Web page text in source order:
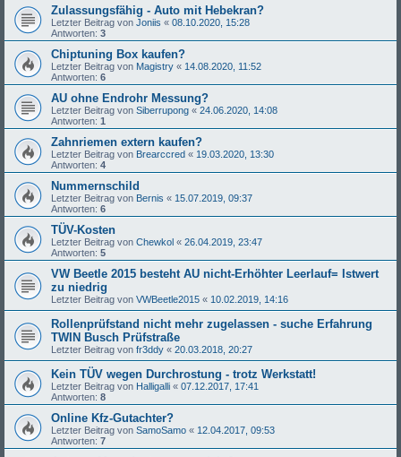
Zulassungsfähig - Auto mit Hebekran?
Letzter Beitrag von Joniis « 08.10.2020, 15:28
Antworten: 3
Chiptuning Box kaufen?
Letzter Beitrag von Magistry « 14.08.2020, 11:52
Antworten: 6
AU ohne Endrohr Messung?
Letzter Beitrag von Siberrupong « 24.06.2020, 14:08
Antworten: 1
Zahnriemen extern kaufen?
Letzter Beitrag von Brearccred « 19.03.2020, 13:30
Antworten: 4
Nummernschild
Letzter Beitrag von Bernis « 15.07.2019, 09:37
Antworten: 6
TÜV-Kosten
Letzter Beitrag von Chewkol « 26.04.2019, 23:47
Antworten: 5
VW Beetle 2015 besteht AU nicht-Erhöhter Leerlauf= Istwert
zu niedrig
Letzter Beitrag von VWBeetle2015 « 10.02.2019, 14:16
Rollenprüfstand nicht mehr zugelassen - suche Erfahrung
TWIN Busch Prüfstraße
Letzter Beitrag von fr3ddy « 20.03.2018, 20:27
Kein TÜV wegen Durchrostung - trotz Werkstatt!
Letzter Beitrag von Halligalli « 07.12.2017, 17:41
Antworten: 8
Online Kfz-Gutachter?
Letzter Beitrag von SamoSamo « 12.04.2017, 09:53
Antworten: 7